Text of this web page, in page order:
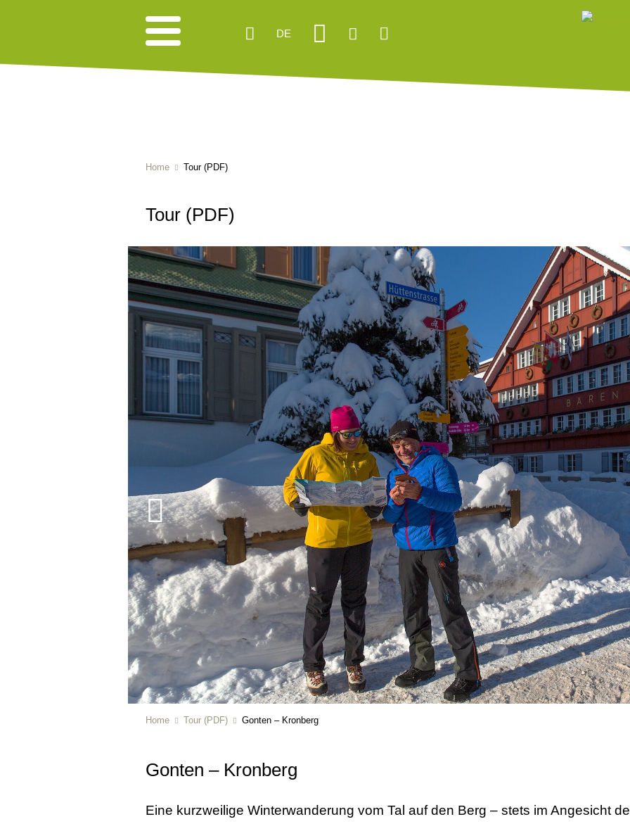
DE
Home Tour (PDF)
Tour (PDF)
Home Tour (PDF) Gonten – Kronberg
Gonten – Kronberg
Eine kurzweilige Winterwanderung vom Tal auf den Berg – stets im Angesicht